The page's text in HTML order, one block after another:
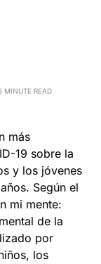
MINUTE READ
más
19 sobre la
y los jóvenes
Según el
mi mente:
de la
por
los